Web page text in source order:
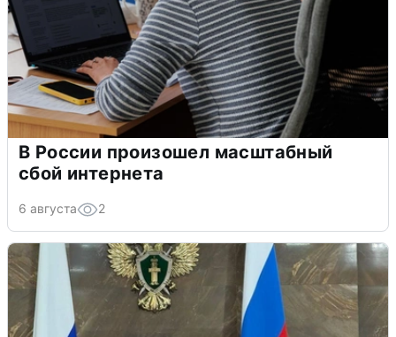
В России произошел масштабный
сбой интернета
6 августа 2